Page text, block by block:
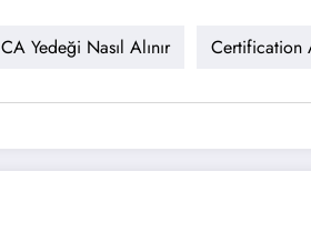
CA Yedeği Nasıl Alınır Certification